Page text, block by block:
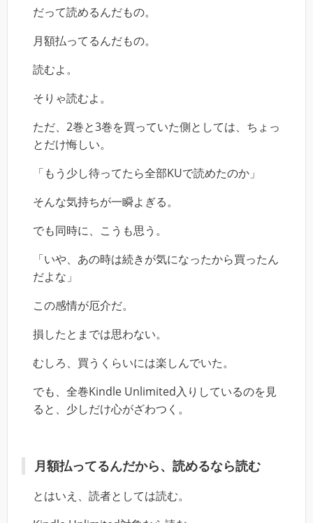
だって読めるんだもの。
月額払ってるんだもの。
読むよ。
そりゃ読むよ。
ただ、2巻と3巻を買っていた側としては、ちょっ
とだけ悔しい。
「もう少し待ってたら全部KUで読めたのか」
そんな気持ちが一瞬よぎる。
でも同時に、こうも思う。
「いや、あの時は続きが気になったから買ったん
だよな」
この感情が厄介だ。
損したとまでは思わない。
むしろ、買うくらいには楽しんでいた。
でも、全巻Kindle Unlimited入りしているのを見
ると、少しだけ心がざわつく。
月額払ってるんだから、読めるなら読む
とはいえ、読者としては読む。